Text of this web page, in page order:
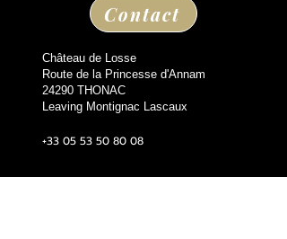
Contact
Château de Losse
Route de la Princesse d'Annam
24290 THONAC
Leaving Montignac Lascaux
+33 05 53 50 80 08